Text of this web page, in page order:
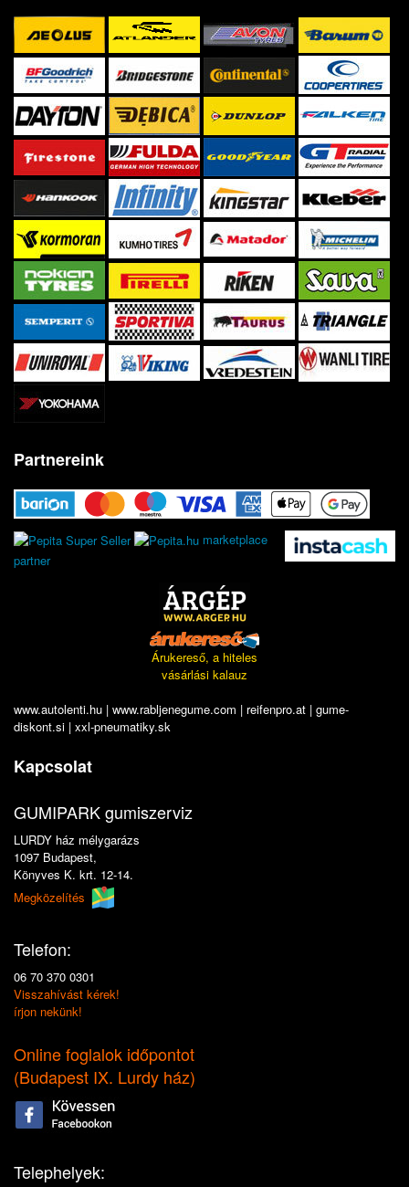
Partnereink
marketplace
partner
Árukereső, a hiteles
vásárlási kalauz
www.autolenti.hu | www.rabljenegume.com | reifenpro.at | gume-
diskont.si | xxl-pneumatiky.sk
Kapcsolat
GUMIPARK gumiszerviz
LURDY ház mélygarázs
1097 Budapest,
Könyves K. krt. 12-14.
Megközelítés
Telefon:
06 70 370 0301
Visszahívást kérek!
írjon nekünk!
Online foglalok időpontot
(Budapest IX. Lurdy ház)
Telephelyek: